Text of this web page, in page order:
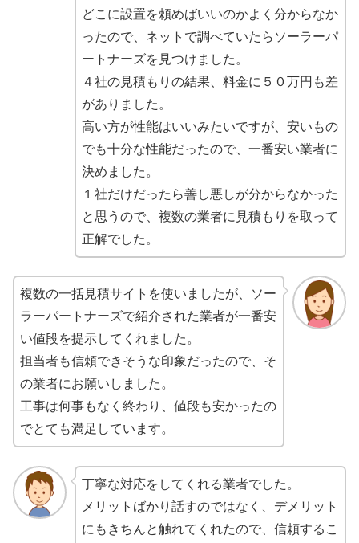
どこに設置を頼めばいいのかよく分からなか
ったので、ネットで調べていたらソーラーパ
ートナーズを見つけました。
４社の見積もりの結果、料金に５０万円も差
がありました。
高い方が性能はいいみたいですが、安いもの
でも十分な性能だったので、一番安い業者に
決めました。
１社だけだったら善し悪しが分からなかった
と思うので、複数の業者に見積もりを取って
正解でした。
複数の一括見積サイトを使いましたが、ソー
ラーパートナーズで紹介された業者が一番安
い値段を提示してくれました。
担当者も信頼できそうな印象だったので、そ
の業者にお願いしました。
工事は何事もなく終わり、値段も安かったの
でとても満足しています。
丁寧な対応をしてくれる業者でした。
メリットばかり話すのではなく、デメリット
にもきちんと触れてくれたので、信頼するこ